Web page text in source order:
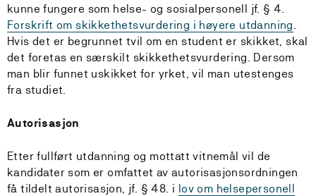
kunne fungere som helse- og sosialpersonell jf. § 4.
Forskrift om skikkethetsvurdering i høyere utdanning.
Hvis det er begrunnet tvil om en student er skikket, skal
det foretas en særskilt skikkethetsvurdering. Dersom
man blir funnet uskikket for yrket, vil man utestenges
fra studiet.
Autorisasjon
Etter fullført utdanning og mottatt vitnemål vil de
kandidater som er omfattet av autorisasjonsordningen
få tildelt autorisasjon, jf. § 48. i lov om helsepersonell